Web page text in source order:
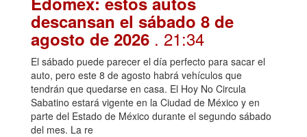
descansan el sábado 8 de
agosto de 2026 . 21:34
El sábado puede parecer el día perfecto para sacar el
auto, pero este 8 de agosto habrá vehículos que
tendrán que quedarse en casa. El Hoy No Circula
Sabatino estará vigente en la Ciudad de México y en
parte del Estado de México durante el segundo sábado
del mes. La re